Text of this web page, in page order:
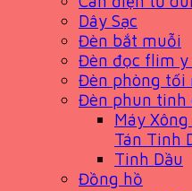
Dây Sạc
Đèn bắt muỗi
Đèn đọc flim y
Đèn phòng tối
Đèn phun tinh
Máy
Tán Tinh
Tinh Dầu
Đồng hồ